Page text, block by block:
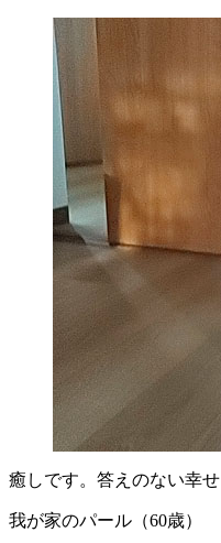
癒しです。答えのない幸せ
我が家のパール（60歳）